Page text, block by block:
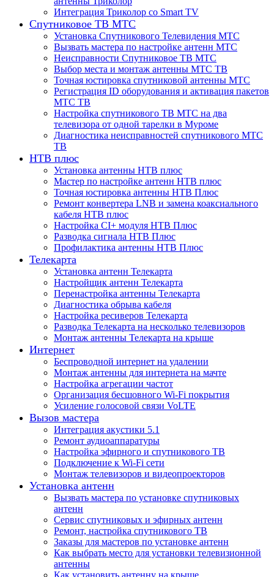
Интеграция Триколор со Smart TV
Спутниковое ТВ МТС
Установка Спутникового Телевидения МТС
Вызвать мастера по настройке антенн МТС
Неисправности Спутниковое ТВ МТС
Выбор места и монтаж антенны МТС ТВ
Точная юстировка спутниковой антенны МТС
Регистрация ID оборудования и активация пакетов
МТС ТВ
Настройка спутникового ТВ МТС на два
телевизора от одной тарелки в Муроме
Диагностика неисправностей спутникового МТС
ТВ
НТВ плюс
Установка антенны НТВ плюс
Мастер по настройке антенн НТВ плюс
Точная юстировка антенны НТВ Плюс
Ремонт конвертера LNB и замена коаксиального
кабеля НТВ плюс
Настройка CI+ модуля НТВ Плюс
Разводка сигнала НТВ Плюс
Профилактика антенны НТВ Плюс
Телекарта
Установка антенн Телекарта
Настройщик антенн Телекарта
Перенастройка антенны Телекарта
Диагностика обрыва кабеля
Настройка ресиверов Телекарта
Разводка Телекарта на несколько телевизоров
Монтаж антенны Телекарта на крыше
Интернет
Беспроводной интернет на удалении
Монтаж антенны для интернета на мачте
Настройка агрегации частот
Организация бесшовного Wi-Fi покрытия
Усиление голосовой связи VoLTE
Вызов мастера
Интеграция акустики 5.1
Ремонт аудиоаппаратуры
Настройка эфирного и спутникового ТВ
Подключение к Wi-Fi сети
Монтаж телевизоров и видеопроекторов
Установка антенн
Вызвать мастера по установке спутниковых
антенн
Сервис спутниковых и эфирных антенн
Ремонт, настройка спутникового ТВ
Заказы для мастеров по установке антенн
Как выбрать место для установки телевизионной
антенны
Как установить антенну на крыше